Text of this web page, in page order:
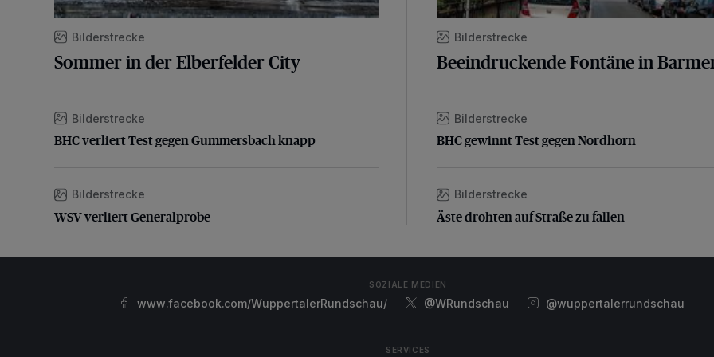
Bilderstrecke
Sommer in der Elberfelder City
BHC verliert Test gegen Gummersbach knapp
Bilderstrecke
BHC verliert Test gegen Gummersbach knapp
WSV verliert Generalprobe
Bilderstrecke
WSV verliert Generalprobe
Bilderstrecke
Beeindruckende Fontäne in
BHC gewinnt Test gegen Nordhorn
Bilderstrecke
BHC gewinnt Test gegen Nordhorn
Äste drohten auf Straße zu fallen
Bilderstrecke
Äste drohten auf Straße zu fallen
SOZIALE MEDIEN
www.facebook.com/WuppertalerRundschau/ @WRundschau @wuppertalerrundschau
SERVICES